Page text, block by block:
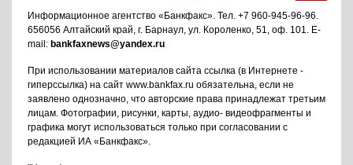
Информационное агентство «Банкфакс». Тел. +7 960-945-96-96.
656056 Алтайский край, г. Барнаул, ул. Короленко, 51, оф. 101. E-
mail: bankfaxnews@yandex.ru
При использовании материалов сайта ссылка (в Интернете -
гиперссылка) на сайт www.bankfax.ru обязательна, если не
заявлено однозначно, что авторские права принадлежат третьим
лицам. Фотографии, рисунки, карты, аудио- видеофрагменты и
графика могут использоваться только при согласовании с
редакцией ИА «Банкфакс».